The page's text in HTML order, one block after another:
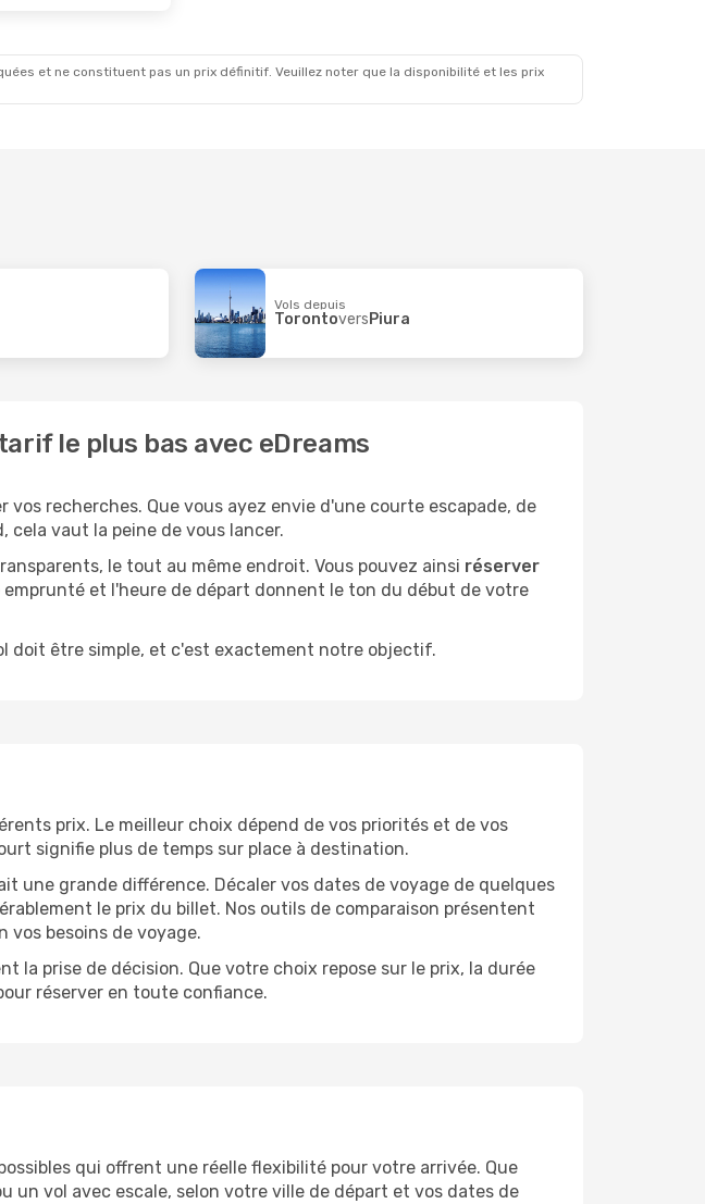
et ne constituent pas un prix définitif. Veuillez noter que la disponibilité et les prix
Vols depuis
TorontoversPiura
le plus bas avec eDreams
vos recherches. Que vous ayez envie d'une courte escapade, de
vaut la peine de vous lancer.
le tout au même endroit. Vous pouvez ainsi réserver
et l'heure de départ donnent le ton du début de votre
doit être simple, et c'est exactement notre objectif.
prix. Le meilleur choix dépend de vos priorités et de vos
signifie plus de temps sur place à destination.
grande différence. Décaler vos dates de voyage de quelques
le prix du billet. Nos outils de comparaison présentent
vos besoins de voyage.
la prise de décision. Que votre choix repose sur le prix, la durée
réserver en toute confiance.
qui offrent une réelle flexibilité pour votre arrivée. Que
vol avec escale, selon votre ville de départ et vos dates de